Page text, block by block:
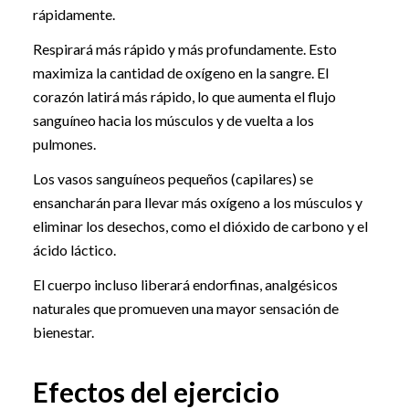
rápidamente.
Respirará más rápido y más profundamente. Esto
maximiza la cantidad de oxígeno en la sangre. El
corazón latirá más rápido, lo que aumenta el flujo
sanguíneo hacia los músculos y de vuelta a los
pulmones.
Los vasos sanguíneos pequeños (capilares) se
ensancharán para llevar más oxígeno a los músculos y
eliminar los desechos, como el dióxido de carbono y el
ácido láctico.
El cuerpo incluso liberará endorfinas, analgésicos
naturales que promueven una mayor sensación de
bienestar.
Efectos del ejercicio